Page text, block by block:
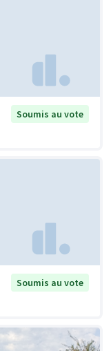
Soumis au vote
Soumis au vote